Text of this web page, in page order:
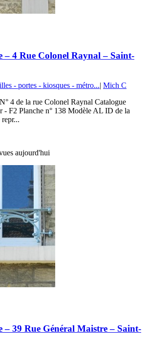
– 4 Rue Colonel Raynal – Saint-
- portes - kiosques - métro...| Mich C
4 de la rue Colonel Raynal Catalogue
- F2 Planche n° 138 Modèle AL ID de la
aujourd'hui
– 39 Rue Général Maistre – Saint-